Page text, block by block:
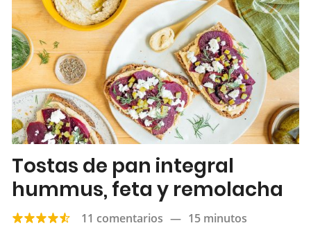
Tostas de pan integral
hummus, feta y remolacha
11 comentarios — 15 minutos